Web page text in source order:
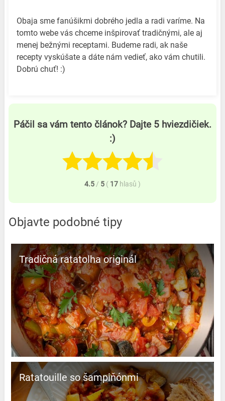
Obaja sme fanúšikmi dobrého jedla a radi varíme. Na
tomto webe vás chceme inšpirovať tradičnými, ale aj
menej bežnými receptami. Budeme radi, ak naše
recepty vyskúšate a dáte nám vedieť, ako vám chutili.
Dobrú chuť! :)
Páčil sa vám tento článok? Dajte 5 hviezdičiek.
:)
4.5 / 5 ( 17 hlasů )
Objavte podobné tipy
Tradičná ratatolha originál
Ratatouille so šampiňónmi